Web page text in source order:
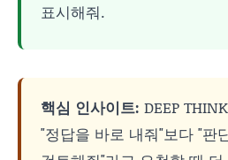
표시해줘.
핵심 인사이트: DEEP
"정답을 바로 내줘"보다 "판